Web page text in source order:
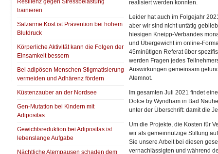
trainieren
Salzarme Kost ist Prävention bei hohem
Blutdruck
Körperliche Aktivität kann die Folgen der
Einsamkeit bessern
Bei adipösen Menschen Stigmatisierung
vermeiden und Adhärenz fördern
Küstenzauber an der Nordsee
Gen-Mutation bei Kindern mit
Adipositas
Gewichtsreduktion bei Adipositas ist
lebenslange Aufgabe
Nächtliche Atempausen schaden dem
realisiert werden konnten.
Leider hat auch im Folgejahr
aber wir sind nicht untätig
hiesigen Kneipp-Verbandes
und Übergewicht im online-
45minütigen Referat über
werden Fragen jedes
Auswirkungen gemeinsam
Atemnot.
Im gesamten Juli 2021 findet
Dolce by Wyndham in Bad
unter der Überschrift: damit die
Um die Projekte, die Kosten für
wir als gemeinnützige Stiftung
Sie unsere Arbeit bei diesen
vernachlässigten und während